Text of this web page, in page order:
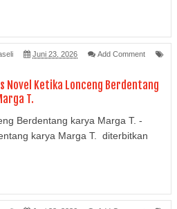
Juni 23, 2026
Add Comment
Novel Ketika Lonceng Berdentang
T.
Berdentang karya Marga T. -
karya Marga T. diterbitkan